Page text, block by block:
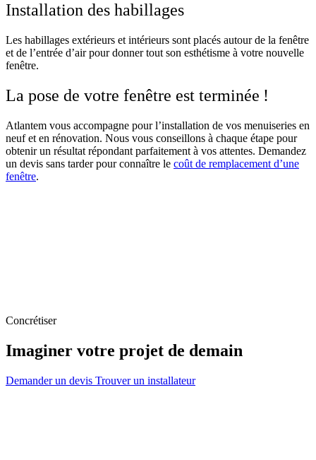
Installation des habillages
Les habillages extérieurs et intérieurs sont placés autour de la fenêtre
et de l’entrée d’air pour donner tout son esthétisme à votre nouvelle
fenêtre.
La pose de votre fenêtre est terminée !
Atlantem vous accompagne pour l’installation de vos menuiseries en
neuf et en rénovation. Nous vous conseillons à chaque étape pour
obtenir un résultat répondant parfaitement à vos attentes. Demandez
un devis sans tarder pour connaître le coût de remplacement d’une
fenêtre.
Concrétiser
Imaginer votre projet de demain
Demander un devis Trouver un installateur